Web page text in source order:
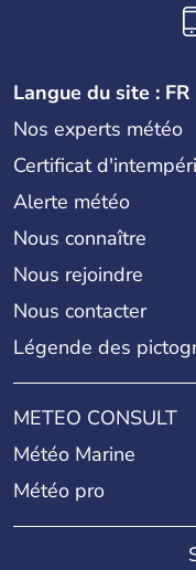
Langue du site : FR
Nos experts météo
Certificat
Alerte météo
Nous connaître
Nous rejoindre
Nous contacter
Légende des
METEO CONSULT
Météo Marine
Météo pro